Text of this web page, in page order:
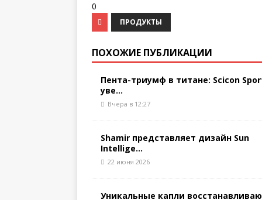
0
ПРОДУКТЫ
ПОХОЖИЕ ПУБЛИКАЦИИ
Пента-триумф в титане: Scicon
уве...
Вчера в 12:27
Shamir представляет дизайн Sun
Intellige...
22 июня 2026
Уникальные капли